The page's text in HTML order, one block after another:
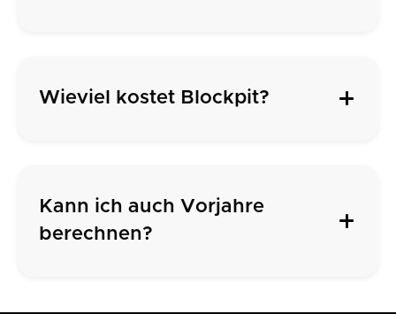
Wieviel kostet Blockpit?
Kann ich auch Vorjahre
berechnen?